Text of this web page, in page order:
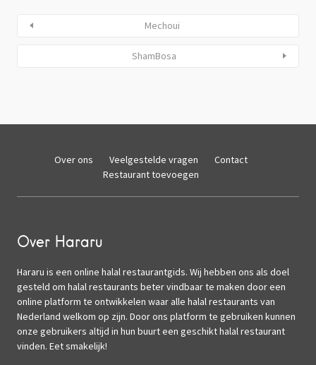
Mechoui
ShamBosa
Over ons Veelgestelde vragen
Contact
Restaurant toevoegen
Over Hararu
Hararu is een online halal restaurantgids. Wij hebben ons als doel
gesteld om halal restaurants beter vindbaar te maken door een
online platform te ontwikkelen waar alle halal restaurants van
Nederland welkom op zijn. Door ons platform te gebruiken kunnen
onze gebruikers altijd in hun buurt een geschikt halal restaurant
vinden. Eet smakelijk!